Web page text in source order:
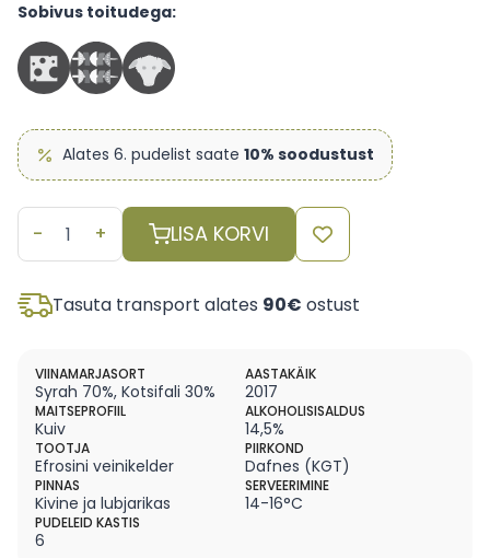
Sobivus toitudega:
Alates 6. pudelist saate 10% soodustust
BIO
Philoxenia
punane
Kreeta
vein,
14.5%,
2017,
750
ml,
Efrosini
kogus
LISA KORVI
Tasuta transport alates 90€ ostust
VIINAMARJASORT
Syrah 70%, Kotsifali 30%
AASTAKÄIK
2017
MAITSEPROFIIL
Kuiv
ALKOHOLISISALDUS
14,5%
TOOTJA
Efrosini veinikelder
PIIRKOND
Dafnes (KGT)
PINNAS
Kivine ja lubjarikas
SERVEERIMINE
14-16°C
PUDELEID KASTIS
6